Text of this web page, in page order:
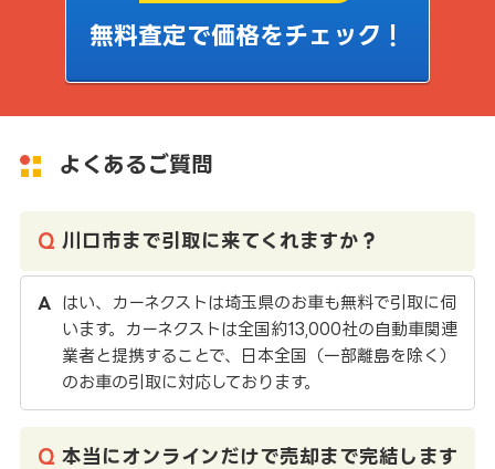
無料査定で価格をチェック！
よくあるご質問
川口市まで引取に来てくれますか？
はい、カーネクストは埼玉県のお車も無料で引取に伺
います。カーネクストは全国約13,000社の自動車関連
業者と提携することで、日本全国（一部離島を除く）
のお車の引取に対応しております。
本当にオンラインだけで売却まで完結します